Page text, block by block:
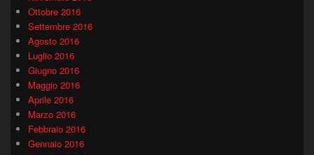
Ottobre 2016
Settembre 2016
Agosto 2016
Luglio 2016
Giugno 2016
Maggio 2016
Aprile 2016
Marzo 2016
Febbraio 2016
Gennaio 2016